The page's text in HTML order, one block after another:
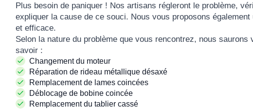
Plus besoin de paniquer ! Nos artisans régleront le problème,
expliquer la cause de ce souci. Nous vous proposons également
et efficace.
Selon la nature du problème que vous rencontrez, nous
savoir :
Changement du moteur
Réparation de rideau métallique désaxé
Remplacement de lames coincées
Déblocage de bobine coincée
Remplacement du tablier cassé